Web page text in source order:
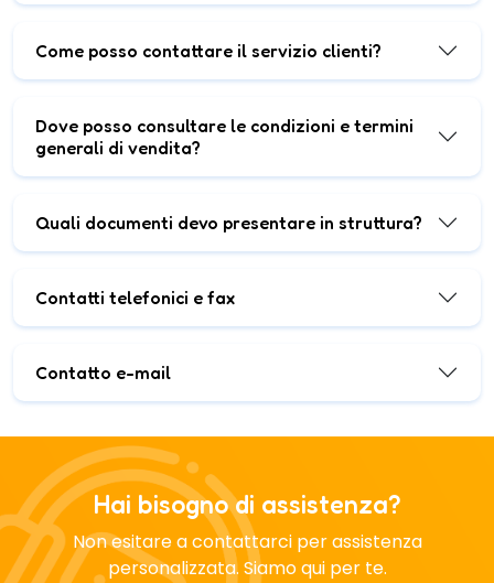
Come posso contattare il servizio clienti?
Dove posso consultare le condizioni e termini
generali di vendita?
Quali documenti devo presentare in struttura?
Contatti telefonici e fax
Contatto e-mail
Hai bisogno di assistenza?
Non esitare a contattarci per assistenza
personalizzata. Siamo qui per te.